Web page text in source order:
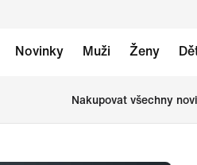
Novinky Muži Ženy
Nakupovat všechny